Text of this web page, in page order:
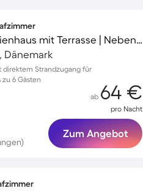
Voll ausgestattetes Ferienhaus mit Terrasse | Neben dem Strand
Dänemark
direktem Strandzugang für
6 Gästen
ab 64 €
pro Nacht
Zum Angebot